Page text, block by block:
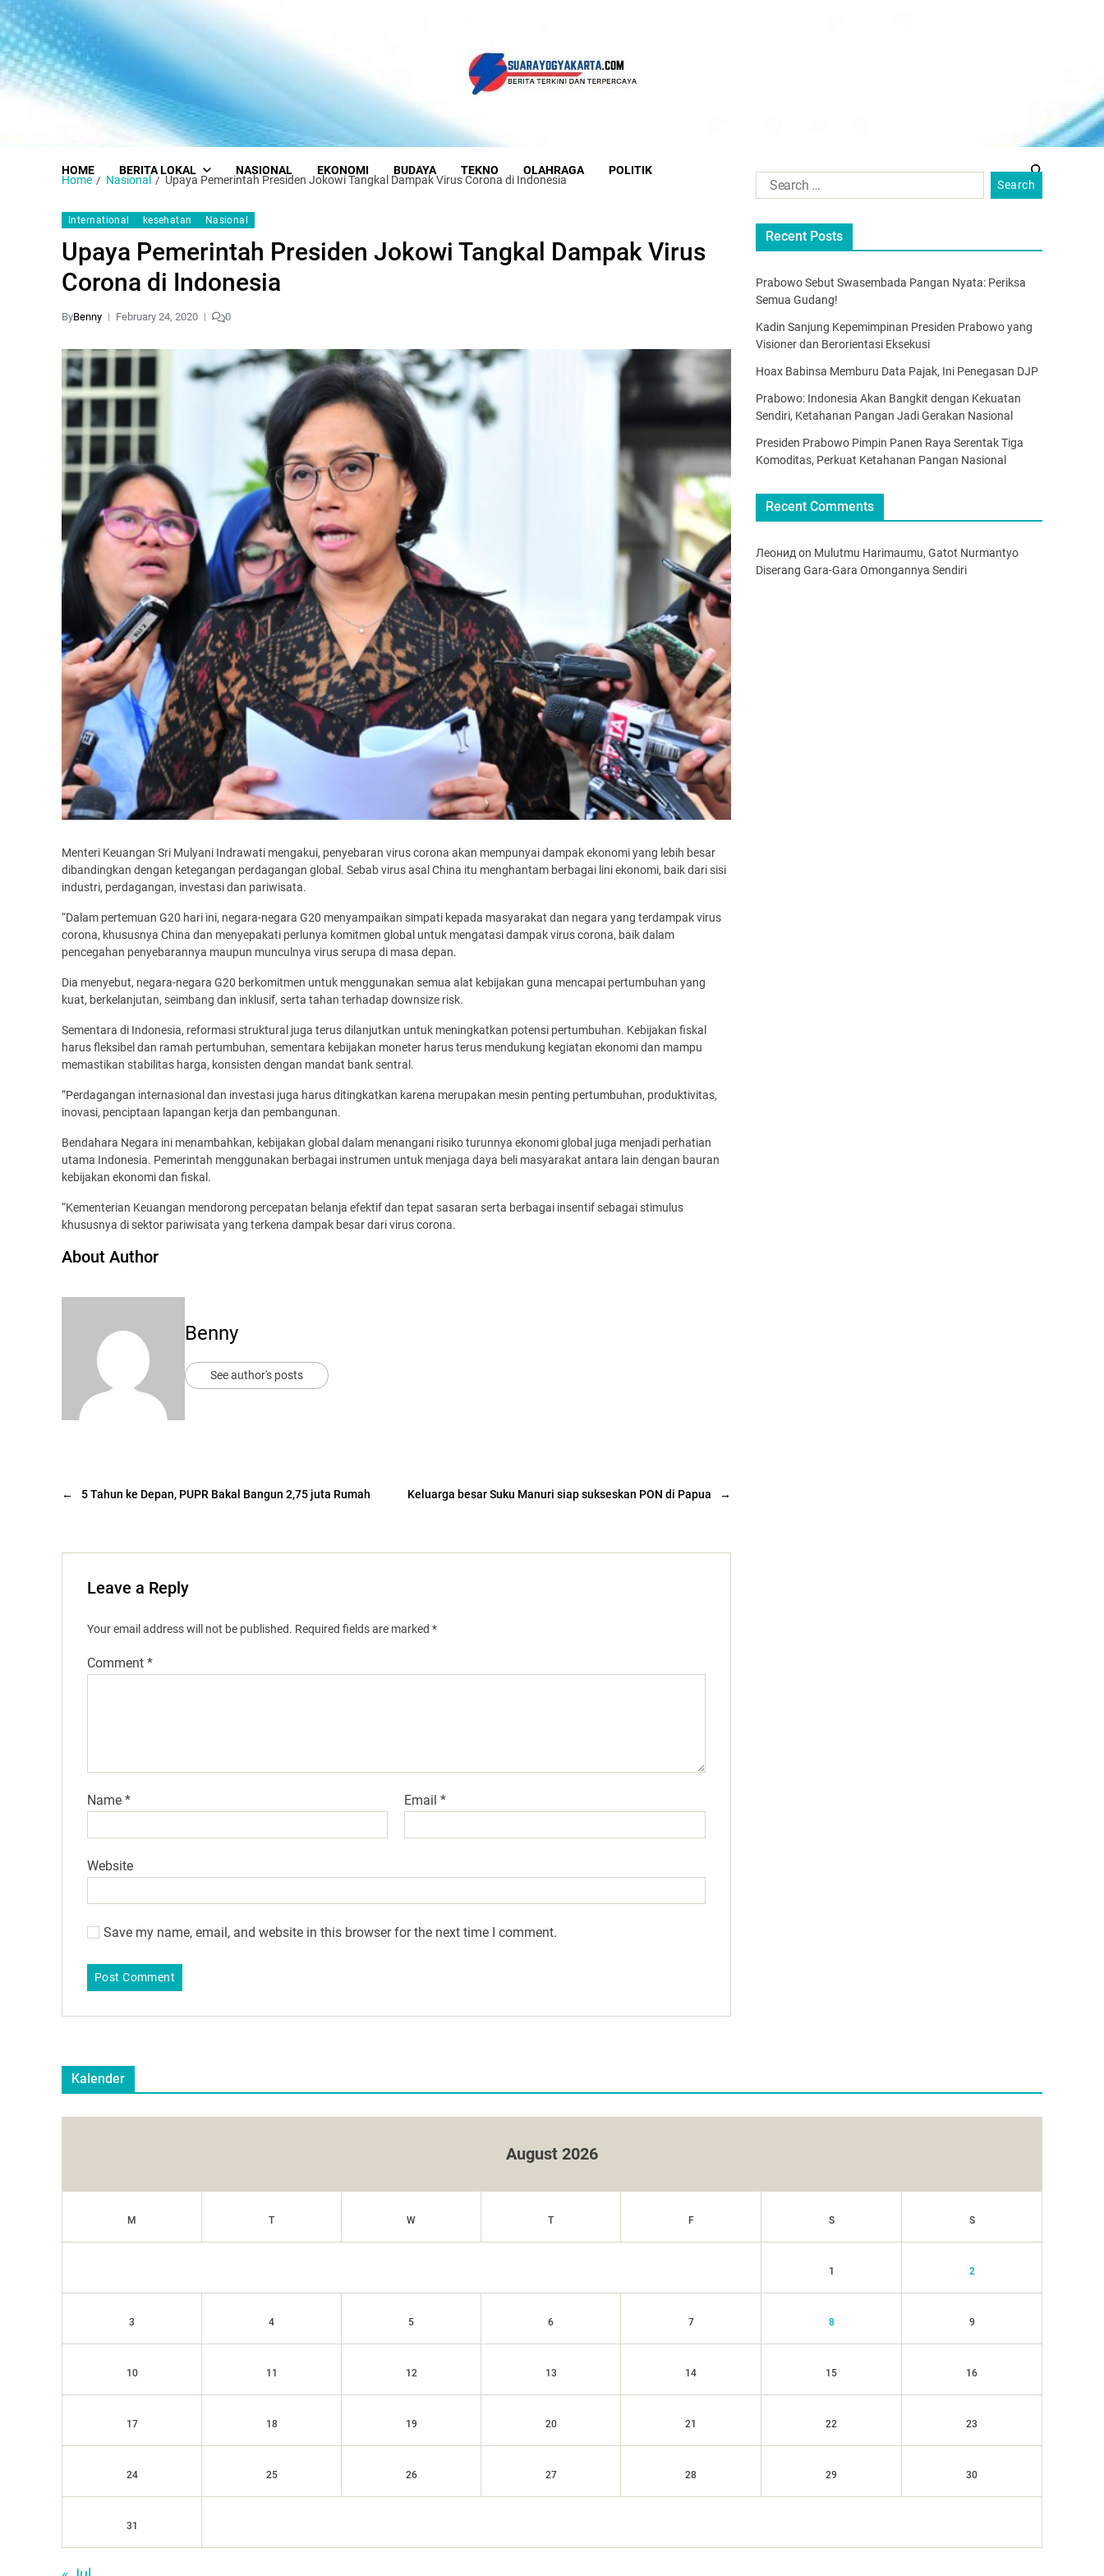
HOME BERITA LOKAL NASIONAL EKONOMI BUDAYA TEKNO OLAHRAGA POLITIK
Home Nasional Upaya Pemerintah Presiden Jokowi Tangkal Dampak Virus Corona di Indonesia
International kesehatan Nasional
Upaya Pemerintah Presiden Jokowi Tangkal Dampak Virus
Corona di Indonesia
ByBenny February 24, 2020 0
Menteri Keuangan Sri Mulyani Indrawati mengakui, penyebaran virus corona akan mempunyai dampak ekonomi yang lebih besar
dibandingkan dengan ketegangan perdagangan global. Sebab virus asal China itu menghantam berbagai lini ekonomi, baik dari sisi
industri, perdagangan, investasi dan pariwisata.
“Dalam pertemuan G20 hari ini, negara-negara G20 menyampaikan simpati kepada masyarakat dan negara yang terdampak virus
corona, khususnya China dan menyepakati perlunya komitmen global untuk mengatasi dampak virus corona, baik dalam
pencegahan penyebarannya maupun munculnya virus serupa di masa depan.
Dia menyebut, negara-negara G20 berkomitmen untuk menggunakan semua alat kebijakan guna mencapai pertumbuhan yang
kuat, berkelanjutan, seimbang dan inklusif, serta tahan terhadap downsize risk.
Sementara di Indonesia, reformasi struktural juga terus dilanjutkan untuk meningkatkan potensi pertumbuhan. Kebijakan fiskal
harus fleksibel dan ramah pertumbuhan, sementara kebijakan moneter harus terus mendukung kegiatan ekonomi dan mampu
memastikan stabilitas harga, konsisten dengan mandat bank sentral.
“Perdagangan internasional dan investasi juga harus ditingkatkan karena merupakan mesin penting pertumbuhan, produktivitas,
inovasi, penciptaan lapangan kerja dan pembangunan.
Bendahara Negara ini menambahkan, kebijakan global dalam menangani risiko turunnya ekonomi global juga menjadi perhatian
utama Indonesia. Pemerintah menggunakan berbagai instrumen untuk menjaga daya beli masyarakat antara lain dengan bauran
kebijakan ekonomi dan fiskal.
“Kementerian Keuangan mendorong percepatan belanja efektif dan tepat sasaran serta berbagai insentif sebagai stimulus
khususnya di sektor pariwisata yang terkena dampak besar dari virus corona.
About Author
Benny
See author's posts
← 5 Tahun ke Depan, PUPR Bakal Bangun 2,75 juta Rumah →
Keluarga besar Suku Manuri siap sukseskan PON di Papua
Leave a Reply
Your email address will not be published. Required fields are marked *
Comment *
Name * Email*
Website
Save my name, email, and website in this browser for the next time I comment.
Recent Posts
Prabowo Sebut Swasembada Pangan Nyata: Periksa
Semua Gudang!
Kadin Sanjung Kepemimpinan Presiden Prabowo yang
Visioner dan Berorientasi Eksekusi
Hoax Babinsa Memburu Data Pajak, Ini Penegasan DJP
Prabowo: Indonesia Akan Bangkit dengan Kekuatan
Sendiri, Ketahanan Pangan Jadi Gerakan Nasional
Presiden Prabowo Pimpin Panen Raya Serentak Tiga
Komoditas, Perkuat Ketahanan Pangan Nasional
Recent Comments
Леонид on Mulutmu Harimaumu, Gatot Nurmantyo
Diserang Gara-Gara Omongannya Sendiri
Kalender
August 2026
M T W T F S S
1 2
3 4 5 6 7 8 9
10 11 12 13 14 15 16
17 18 19 20 21 22 23
24 25 26 27 28 29 30
31